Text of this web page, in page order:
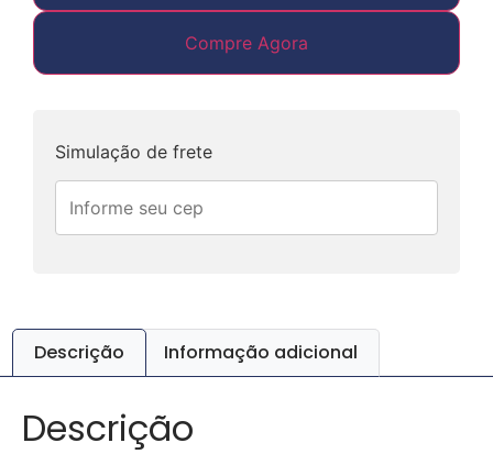
Compre Agora
Simulação de frete
Descrição Informação adicional
Descrição